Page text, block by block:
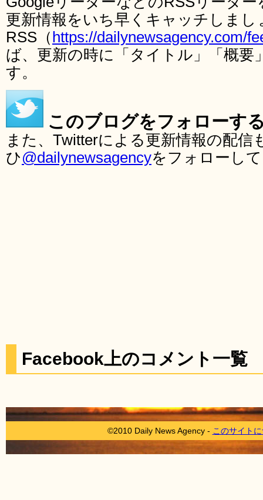
更新情報をいち早くキャッチしま
RSS（ https://dailynewsagency.com/
ば、更新の時に「タイトル」「概要
す。
このブログをフォローす
また、Twitterによる更新情報の配
ひ@dailynewsagencyをフォローし
Facebook上のコメント一覧
©2010 Daily News Agency - このサイト